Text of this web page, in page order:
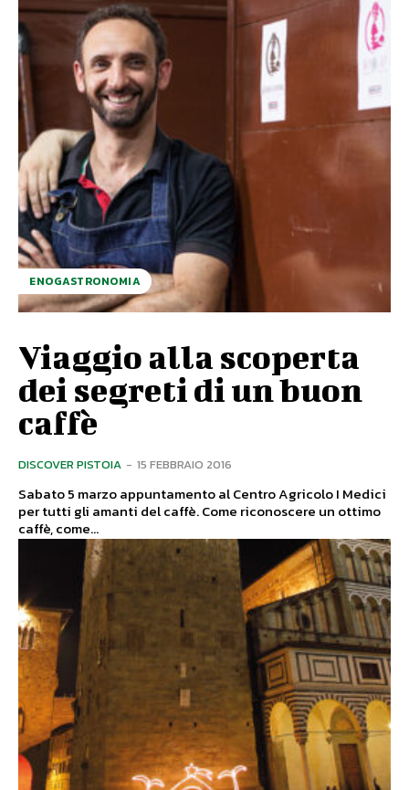
ENOGASTRONOMIA
Viaggio alla scoperta
dei segreti di un buon
caffè
DISCOVER PISTOIA - 15 FEBBRAIO 2016
Sabato 5 marzo appuntamento al Centro Agricolo I Medici
per tutti gli amanti del caffè. Come riconoscere un ottimo
caffè, come...